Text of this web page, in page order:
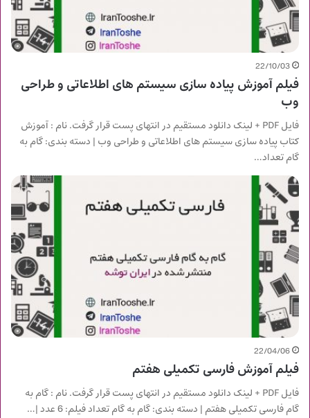
22/10/03
فیلم آموزش پیاده سازی سیستم های اطلاعاتی و طراحی
وب
فایل PDF + لینک دانلود مستقیم در انتهای پست قرار گرفت. نام : آموزش
کتاب پیاده سازی سیستم های اطلاعاتی و طراحی وب | دسته بندی: گام به
گام تعداد…
22/04/06
فیلم آموزش فارسی تکمیلی هفتم
فایل PDF + لینک دانلود مستقیم در انتهای پست قرار گرفت. نام : گام به
گام فارسی تکمیلی هفتم | دسته بندی: گام به گام تعداد فیلم: 6 عدد |…